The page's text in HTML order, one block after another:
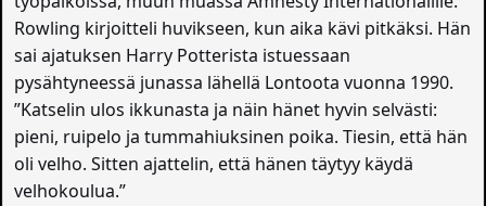
Rowling kirjoitteli huvikseen, kun aika kävi pitkäksi. Hän
sai ajatuksen Harry Potterista istuessaan
pysähtyneessä junassa lähellä Lontoota vuonna 1990.
”Katselin ulos ikkunasta ja näin hänet hyvin selvästi:
pieni, ruipelo ja tummahiuksinen poika. Tiesin, että hän
oli velho. Sitten ajattelin, että hänen täytyy käydä
velhokoulua.”